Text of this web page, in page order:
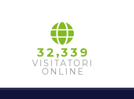
32 ,33 9
VISITATORI
ONLINE